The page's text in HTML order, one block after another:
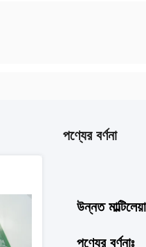
পণ্যের বর্ণনা
উন্নত
পণ্যের বর্ণনাঃ